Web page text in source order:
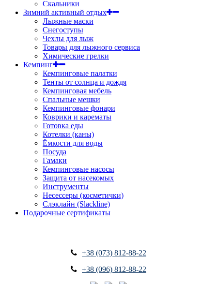
Скальники
Зимний активный отдых
Лыжные маски
Снегоступы
Чехлы для лыж
Товары для лыжного сервиса
Химические грелки
Кемпинг
Кемпинговые палатки
Тенты от солнца и дождя
Кемпинговая мебель
Спальные мешки
Кемпинговые фонари
Коврики и карематы
Готовка еды
Котелки (каны)
Ёмкости для воды
Посуда
Гамаки
Кемпинговые насосы
Защита от насекомых
Инструменты
Несессеры (косметички)
Слэклайн (Slackline)
Подарочные сертификаты
+38 (073) 812-88-22
+38 (096) 812-88-22